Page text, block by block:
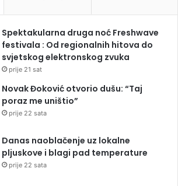
Spektakularna druga noć Freshwave
festivala : Od regionalnih hitova do
svjetskog elektronskog zvuka
prije 21 sat
Novak Đoković otvorio dušu: “Taj
poraz me uništio”
prije 22 sata
Danas naoblačenje uz lokalne
pljuskove i blagi pad temperature
prije 22 sata